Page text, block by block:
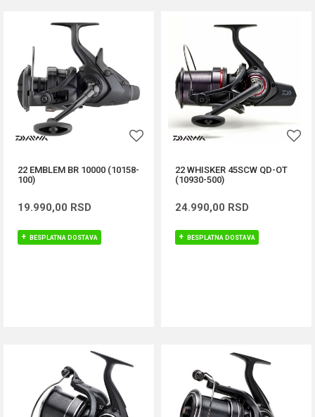
22 EMBLEM BR 10000 (10158-
100)
19.990,00 RSD
BESPLATNA DOSTAVA
22 WHISKER 45SCW QD-OT
(10930-500)
24.990,00 RSD
BESPLATNA DOSTAVA